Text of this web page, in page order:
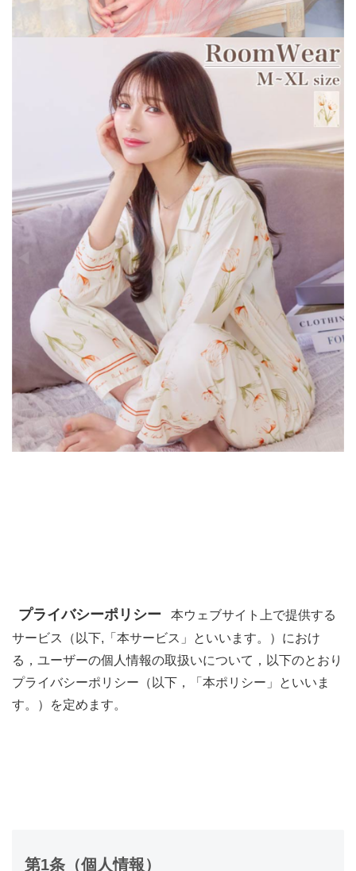
プライバシーポリシー 本ウェブサイト上で提供する
サービス（以下,「本サービス」といいます。）におけ
る，ユーザーの個人情報の取扱いについて，以下のとおり
プライバシーポリシー（以下，「本ポリシー」といいま
す。）を定めます。
第1条（個人情報）